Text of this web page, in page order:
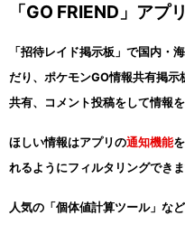
「GO FRIEND」アプ
「招待レイド掲示板」で国内・
だり、ポケモンGO情報共有掲
共有、コメント投稿をして情報
ほしい情報はアプリの通知機能
れるようにフィルタリングできま
人気の「個体値計算ツール」な